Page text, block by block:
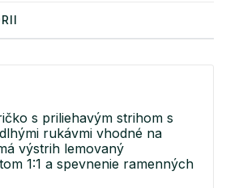
s priliehavým strihom s
rukávmi vhodné na
výstrih lemovaný
1:1 a spevnenie ramenných